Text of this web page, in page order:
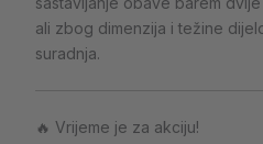
ali zbog dimenzija i težine
suradnja.
🔥 Vrijeme je za akciju!